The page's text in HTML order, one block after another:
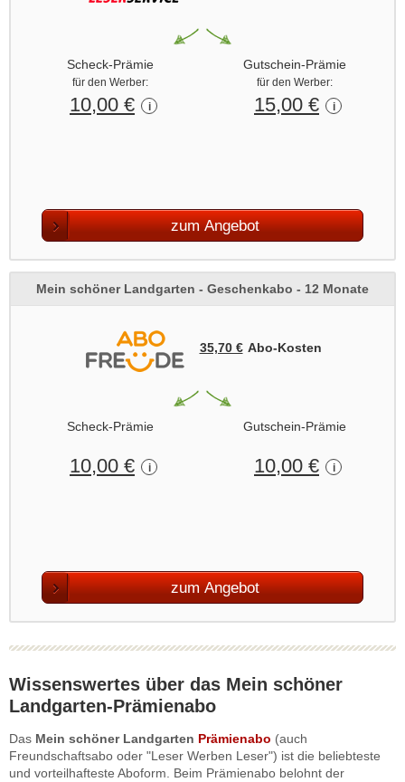
Scheck-Prämie
für den Werber:
10,00 € i
Gutschein-Prämie
für den Werber:
15,00 € i
zum Angebot
Mein schöner Landgarten - Geschenkabo - 12 Monate
35,70 € Abo‑Kosten
Scheck-Prämie
10,00 € i
Gutschein-Prämie
10,00 € i
zum Angebot
Wissenswertes über das Mein schöner
Landgarten-Prämienabo
Das Mein schöner Landgarten Prämienabo (auch
Freundschaftsabo oder "Leser Werben Leser") ist die beliebteste
und vorteilhafteste Aboform. Beim Prämienabo belohnt der